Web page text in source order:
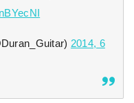
2014, 6